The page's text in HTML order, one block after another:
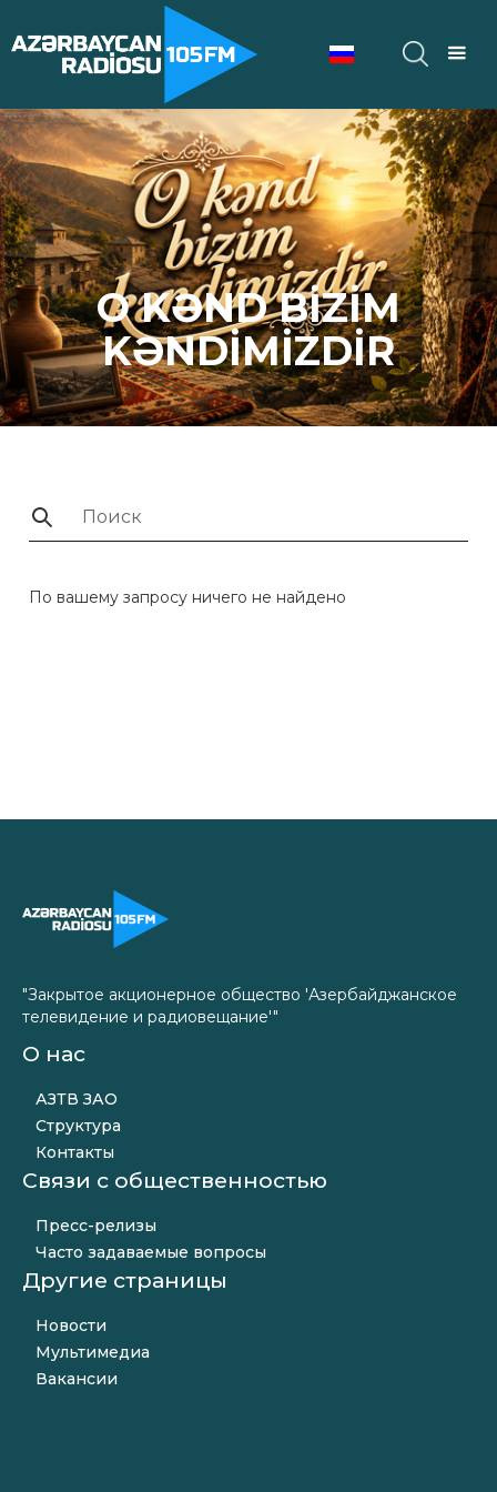
O KƏND BİZİM
KƏNDİMİZDİR
По вашему запросу ничего не найдено
"Закрытое акционерное общество 'Азербайджанское
телевидение и радиовещание'"
О нас
АЗТВ ЗАО
Структура
Контакты
Связи с общественностью
Пресс-релизы
Часто задаваемые вопросы
Другие страницы
Новости
Мультимедиа
Вакансии